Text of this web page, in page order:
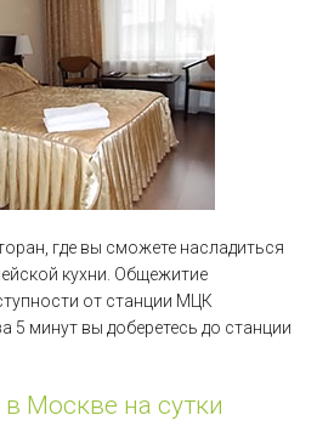
где вы сможете насладиться
кухни. Общежитие
от станции МЦК
5 минут вы доберетесь до станции
Москве на сутки